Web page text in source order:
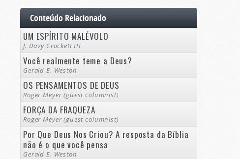
Conteúdo Relacionado
UM ESPÍRITO MALÉVOLO
J. Davy Crockett III
Você realmente teme a Deus?
Gerald E. Weston
OS PENSAMENTOS DE DEUS
Roger Meyer (guest columnist)
FORÇA DA FRAQUEZA
Roger Meyer (guest columnist)
Por Que Deus Nos Criou? A resposta da Bíblia
não é o que você pensa
Gerald E. Weston